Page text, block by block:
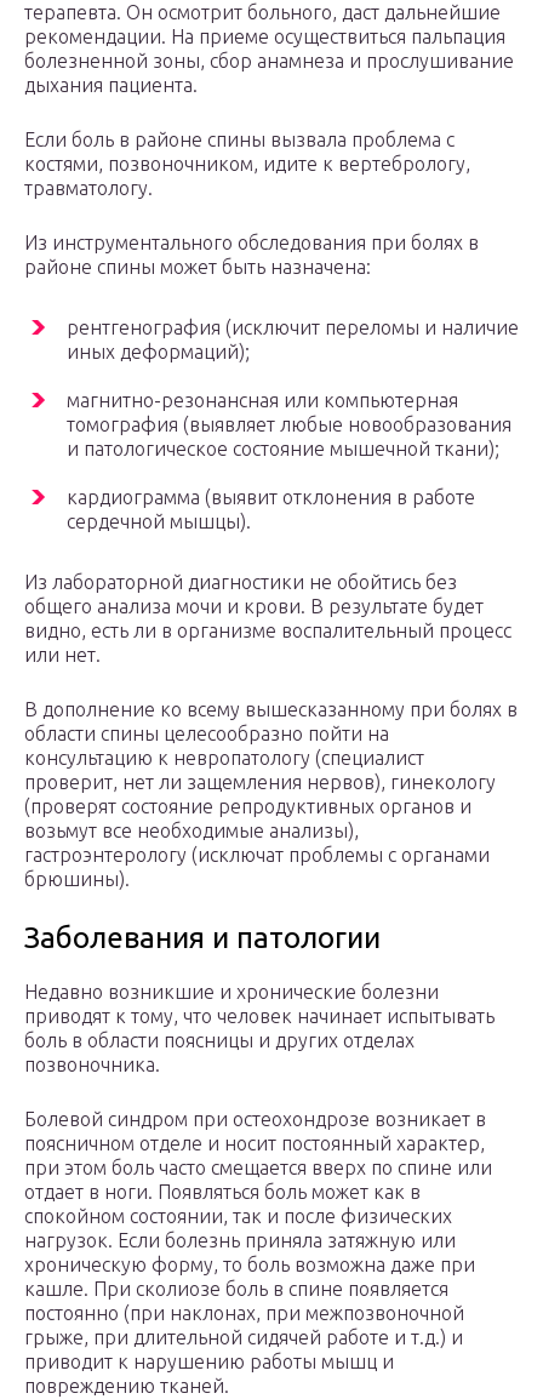
терапевта. Он осмотрит больного, даст дальнейшие
рекомендации. На приеме осуществиться пальпация
болезненной зоны, сбор анамнеза и прослушивание
дыхания пациента.
Если боль в районе спины вызвала проблема с
костями, позвоночником, идите к вертебрологу,
травматологу.
Из инструментального обследования при болях в
районе спины может быть назначена:
рентгенография (исключит переломы и наличие
иных деформаций);
магнитно-резонансная или компьютерная
томография (выявляет любые новообразования
и патологическое состояние мышечной ткани);
кардиограмма (выявит отклонения в работе
сердечной мышцы).
Из лабораторной диагностики не обойтись без
общего анализа мочи и крови. В результате будет
видно, есть ли в организме воспалительный процесс
или нет.
В дополнение ко всему вышесказанному при болях в
области спины целесообразно пойти на
консультацию к невропатологу (специалист
проверит, нет ли защемления нервов), гинекологу
(проверят состояние репродуктивных органов и
возьмут все необходимые анализы),
гастроэнтерологу (исключат проблемы с органами
брюшины).
Заболевания и патологии
Недавно возникшие и хронические болезни
приводят к тому, что человек начинает испытывать
боль в области поясницы и других отделах
позвоночника.
Болевой синдром при остеохондрозе возникает в
поясничном отделе и носит постоянный характер,
при этом боль часто смещается вверх по спине или
отдает в ноги. Появляться боль может как в
спокойном состоянии, так и после физических
нагрузок. Если болезнь приняла затяжную или
хроническую форму, то боль возможна даже при
кашле. При сколиозе боль в спине появляется
постоянно (при наклонах, при межпозвоночной
грыже, при длительной сидячей работе и т.д.) и
приводит к нарушению работы мышц и
повреждению тканей.